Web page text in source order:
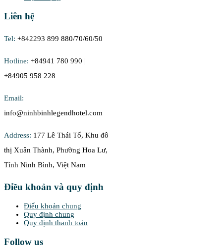
Liên hệ
Tel: +842293 899 880/70/60/50
Hotline: +84941 780 990 |
+84905 958 228
Email:
info@ninhbinhlegendhotel.com
Address: 177 Lê Thái Tổ, Khu đô
thị Xuân Thành, Phường Hoa Lư,
Tỉnh Ninh Bình, Việt Nam
Điều khoản và quy định
Điểu khoản chung
Quy định chung
Quy định thanh toán
Follow us